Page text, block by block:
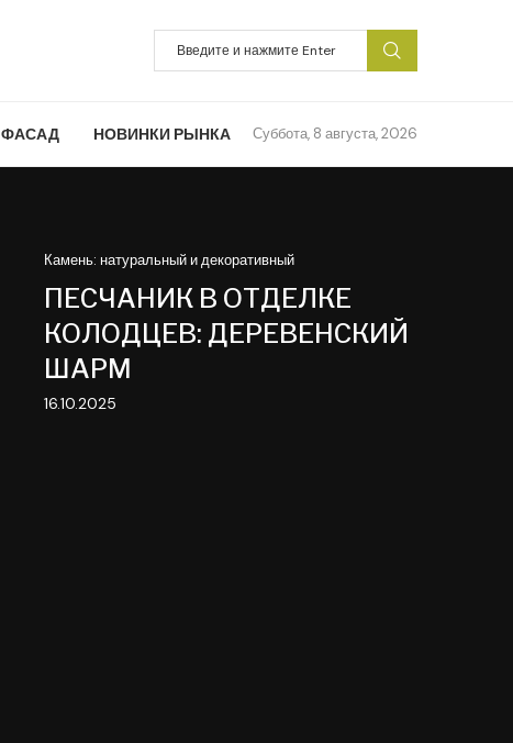
ФАСАД НОВИНКИ РЫНКА Суббота, 8 августа, 2026
Камень: натуральный и декоративный
ПЕСЧАНИК В ОТДЕЛКЕ
КОЛОДЦЕВ: ДЕРЕВЕНСКИЙ
ШАРМ
16.10.2025